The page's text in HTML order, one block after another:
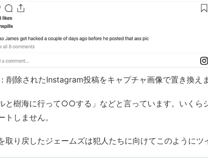
削除されたInstagram投稿をキャプチャ画像で置き換え
と樹海に行って○○する」などと言っています。いくら
トしません。
取り戻したジェームズは犯人たちに向けてこのようにツ